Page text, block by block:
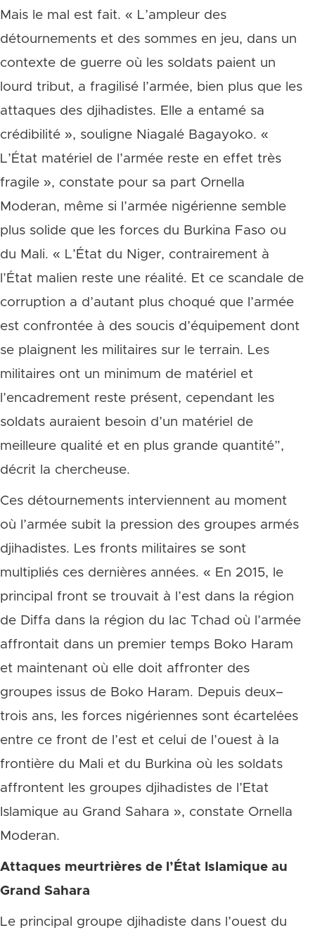
Mais le mal est fait. « L’ampleur des
détournements et des sommes en jeu, dans un
contexte de guerre où les soldats paient un
lourd tribut, a fragilisé l’armée, bien plus que les
attaques des djihadistes. Elle a entamé sa
crédibilité », souligne Niagalé Bagayoko. «
L’État matériel de l’armée reste en effet très
fragile », constate pour sa part Ornella
Moderan, même si l’armée nigérienne semble
plus solide que les forces du Burkina Faso ou
du Mali. « L’État du Niger, contrairement à
l’État malien reste une réalité. Et ce scandale de
corruption a d’autant plus choqué que l’armée
est confrontée à des soucis d’équipement dont
se plaignent les militaires sur le terrain. Les
militaires ont un minimum de matériel et
l’encadrement reste présent, cependant les
soldats auraient besoin d’un matériel de
meilleure qualité et en plus grande quantité”,
décrit la chercheuse.
Ces détournements interviennent au moment
où l’armée subit la pression des groupes armés
djihadistes. Les fronts militaires se sont
multipliés ces dernières années. « En 2015, le
principal front se trouvait à l’est dans la région
de Diffa dans la région du lac Tchad où l’armée
affrontait dans un premier temps Boko Haram
et maintenant où elle doit affronter des
groupes issus de Boko Haram. Depuis deux–
trois ans, les forces nigériennes sont écartelées
entre ce front de l’est et celui de l’ouest à la
frontière du Mali et du Burkina où les soldats
affrontent les groupes djihadistes de l’Etat
Islamique au Grand Sahara », constate Ornella
Moderan.
Attaques meurtrières de l’État Islamique au
Grand Sahara
Le principal groupe djihadiste dans l’ouest du